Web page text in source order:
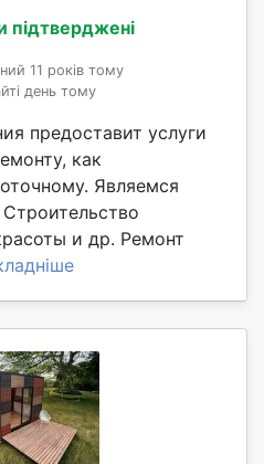
підтверджені
11 років тому
день тому
предоставит услуги
как
Являемся
и др. Ремонт